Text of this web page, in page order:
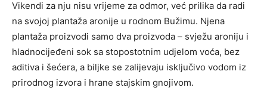
Vikendi za nju nisu vrijeme za odmor, već prilika da radi
na svojoj plantaža aronije u rodnom Bužimu. Njena
plantaža proizvodi samo dva proizvoda – svježu aroniju i
hladnocijeđeni sok sa stopostotnim udjelom voća, bez
aditiva i šećera, a biljke se zalijevaju isključivo vodom iz
prirodnog izvora i hrane stajskim gnojivom.